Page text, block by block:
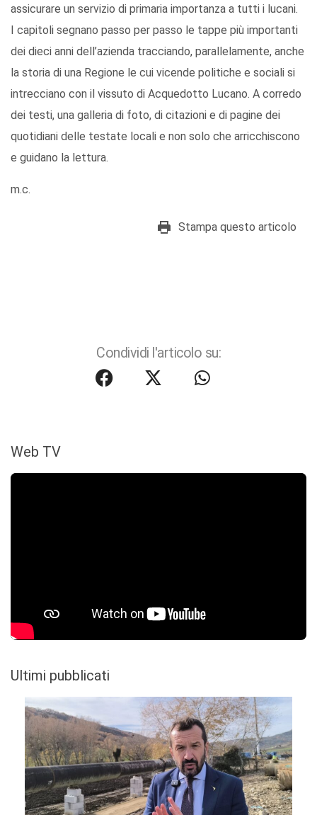
assicurare un servizio di primaria importanza a tutti i lucani.
I capitoli segnano passo per passo le tappe più importanti
dei dieci anni dell’azienda tracciando, parallelamente, anche
la storia di una Regione le cui vicende politiche e sociali si
intrecciano con il vissuto di Acquedotto Lucano. A corredo
dei testi, una galleria di foto, di citazioni e di pagine dei
quotidiani delle testate locali e non solo che arricchiscono
e guidano la lettura.
m.c.
Stampa questo articolo
Condividi l'articolo su:
Web TV
Ultimi pubblicati